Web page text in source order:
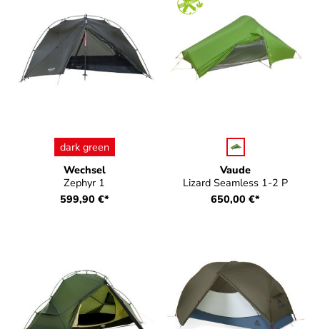
Wechsel
Zephyr 1
Farbeauswählen
dark green
599,90 €*
Vaude
Lizard Seamless 1-2 P
auswählen
650,00 €*